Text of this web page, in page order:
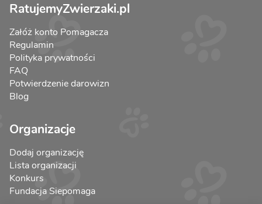
RatujemyZwierzaki.pl
Załóż konto Pomagacza
Regulamin
Polityka prywatności
FAQ
Potwierdzenie darowizn
Blog
Organizacje
Dodaj organizację
Lista organizacji
Konkurs
Fundacja Siepomaga